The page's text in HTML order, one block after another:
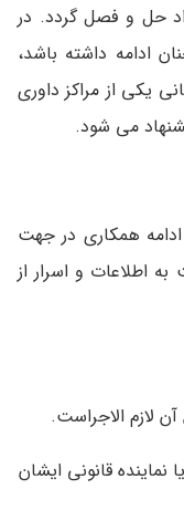
حل و فصل گردد. در
ادامه داشته باشد،
یکی از مراکز داوری
می شود.
ادامه همکاری در جهت
اطلاعات و اسرار از
لازم الاجراست.
قانونی ایشان